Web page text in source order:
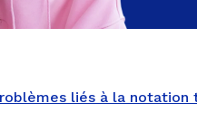
liés à la notation